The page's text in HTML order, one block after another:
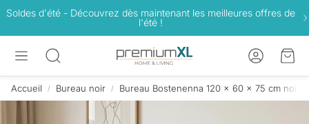
Soldes d'été - Découvrez dès maintenant les meilleures offres de
l'été !
Rechercher
Compte
Accueil Bureau noir Bureau Bostenenna 120 x 60 x 75 cm noir